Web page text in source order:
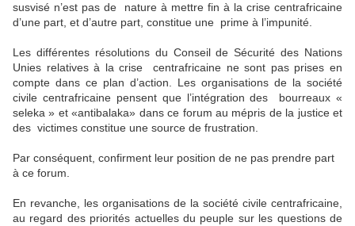
susvisé n’est pas de nature à mettre fin à la crise centrafricaine
d’une part, et d’autre part, constitue une prime à l’impunité.
Les différentes résolutions du Conseil de Sécurité des Nations
Unies relatives à la crise centrafricaine ne sont pas prises en
compte dans ce plan d’action. Les organisations de la société
civile centrafricaine pensent que l’intégration des bourreaux «
seleka » et «antibalaka» dans ce forum au mépris de la justice et
des victimes constitue une source de frustration.
Par conséquent, confirment leur position de ne pas prendre part
à ce forum.
En revanche, les organisations de la société civile centrafricaine,
au regard des priorités actuelles du peuple sur les questions de